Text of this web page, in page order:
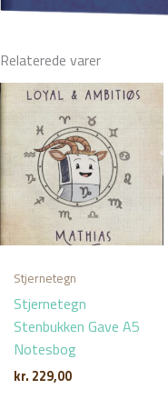
Relaterede varer
Stjernetegn
Stjernetegn
Stenbukken Gave A5
Notesbog
kr. 229,00